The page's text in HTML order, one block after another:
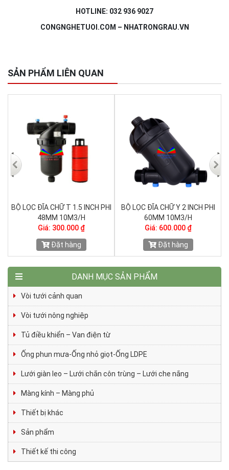
HOTLINE: 032 936 9027
CONGNGHETUOI.COM – NHATRONGRAU.VN
SẢN PHẨM LIÊN QUAN
BỘ LỌC ĐĨA CHỮ T 1.5 INCH PHI
48MM 10M3/H
Giá: 300.000 ₫
Đặt hàng
BỘ LỌC ĐĨA CHỮ Y 2 INCH PHI
60MM 10M3/H
Giá: 600.000 ₫
Đặt hàng
DANH MỤC SẢN PHẨM
Vòi tưới cảnh quan
Vòi tưới nông nghiệp
Tủ điều khiển – Van điện từ
Ống phun mưa-Ống nhỏ giọt-Ống LDPE
Lưới giàn leo – Lưới chắn côn trùng – Lưới che nắng
Màng kính – Màng phủ
Thiết bị khác
Sản phẩm
Thiết kế thi công